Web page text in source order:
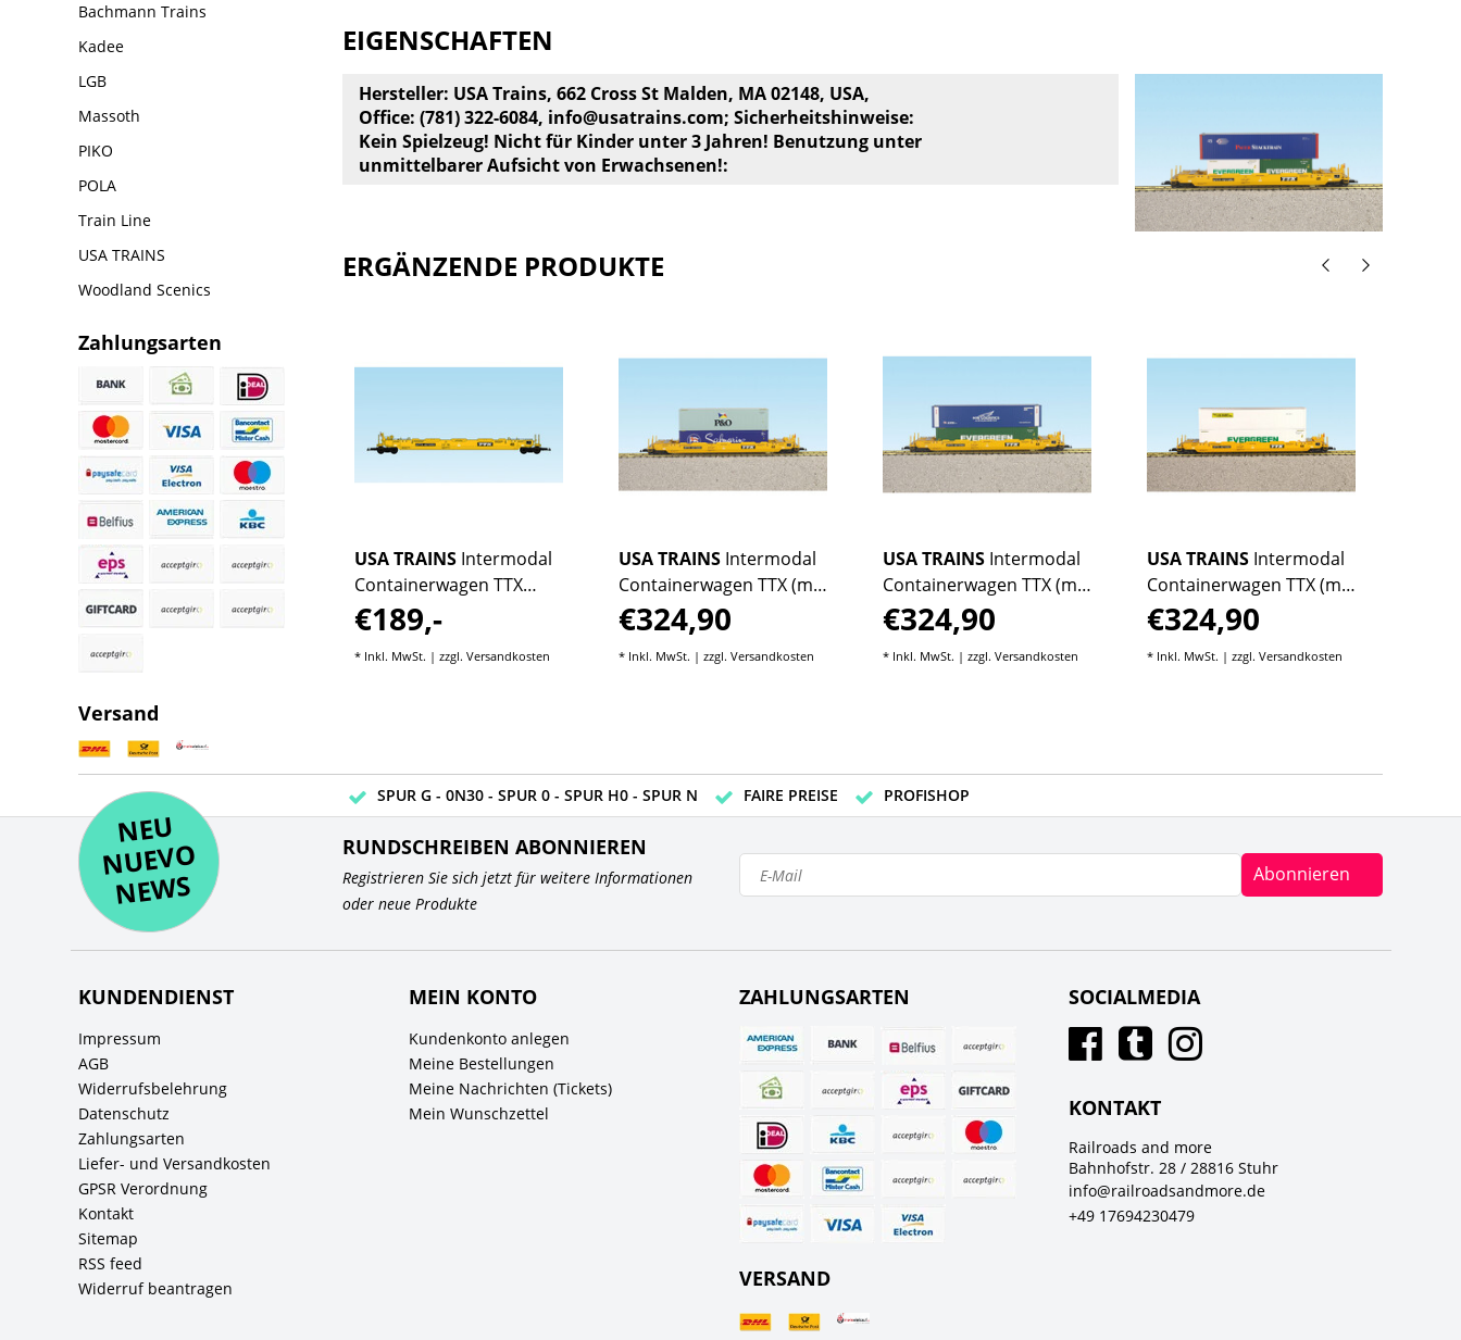
Bachmann Trains
Kadee
LGB
Massoth
PIKO
POLA
Train Line
USA TRAINS
Woodland Scenics
Zahlungsarten
Versand
EIGENSCHAFTEN
Hersteller: USA Trains, 662 Cross St Malden, MA 02148, USA,
Office: (781) 322-6084, info@usatrains.com; Sicherheitshinweise:
Kein Spielzeug! Nicht für Kinder unter 3 Jahren! Benutzung unter
unmittelbarer Aufsicht von Erwachsenen!:
ERGÄNZENDE PRODUKTE
USA TRAINSIntermodal
Containerwagen TTX
rotes Logo (mit
€324,90
* Inkl. MwSt. | zzgl.
USA TRAINS Intermodal
Containerwagen TTX
(ohne Container)
€189,-
* Inkl. MwSt. | zzgl. Versandkosten
USA TRAINS Intermodal
Containerwagen TTX (mit
Containern)
€324,90
* Inkl. MwSt. | zzgl. Versandkosten
USA TRAINS Intermodal
Containerwagen TTX (mit
Containern)
€324,90
* Inkl. MwSt. | zzgl. Versandkosten
USA TRAINS Intermodal
Containerwagen TTX (mit
Containern)
€324,90
* Inkl. MwSt. | zzgl. Versandkosten
SPUR G - 0N30 - SPUR 0 - SPUR H0 - SPUR N FAIRE PREISE PROFISHOP
NE
U
N
UEV
O
NE
WS
RUNDSCHREIBEN ABONNIEREN
Registrieren Sie sich jetzt für weitere Informationen
oder neue Produkte
Abonnieren
KUNDENDIENST
Impressum
AGB
Widerrufsbelehrung
Datenschutz
Zahlungsarten
Liefer- und Versandkosten
GPSR Verordnung
Kontakt
Sitemap
RSS feed
Widerruf beantragen
MEIN KONTO
Kundenkonto anlegen
Meine Bestellungen
Meine Nachrichten (Tickets)
Mein Wunschzettel
ZAHLUNGSARTEN
VERSAND
SOCIALMEDIA
KONTAKT
Railroads and more
Bahnhofstr. 28 / 28816 Stuhr
info@railroadsandmore.de
+49 17694230479